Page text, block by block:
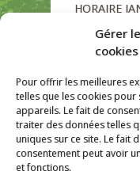
Gérer
cookies
Pour offrir les meilleures
telles que les cookies
appareils. Le fait de
traiter des données telles
uniques sur ce site. Le fait
consentement peut avoir
et fonctions.
HORAIRE
Soutien de
JOURNEE